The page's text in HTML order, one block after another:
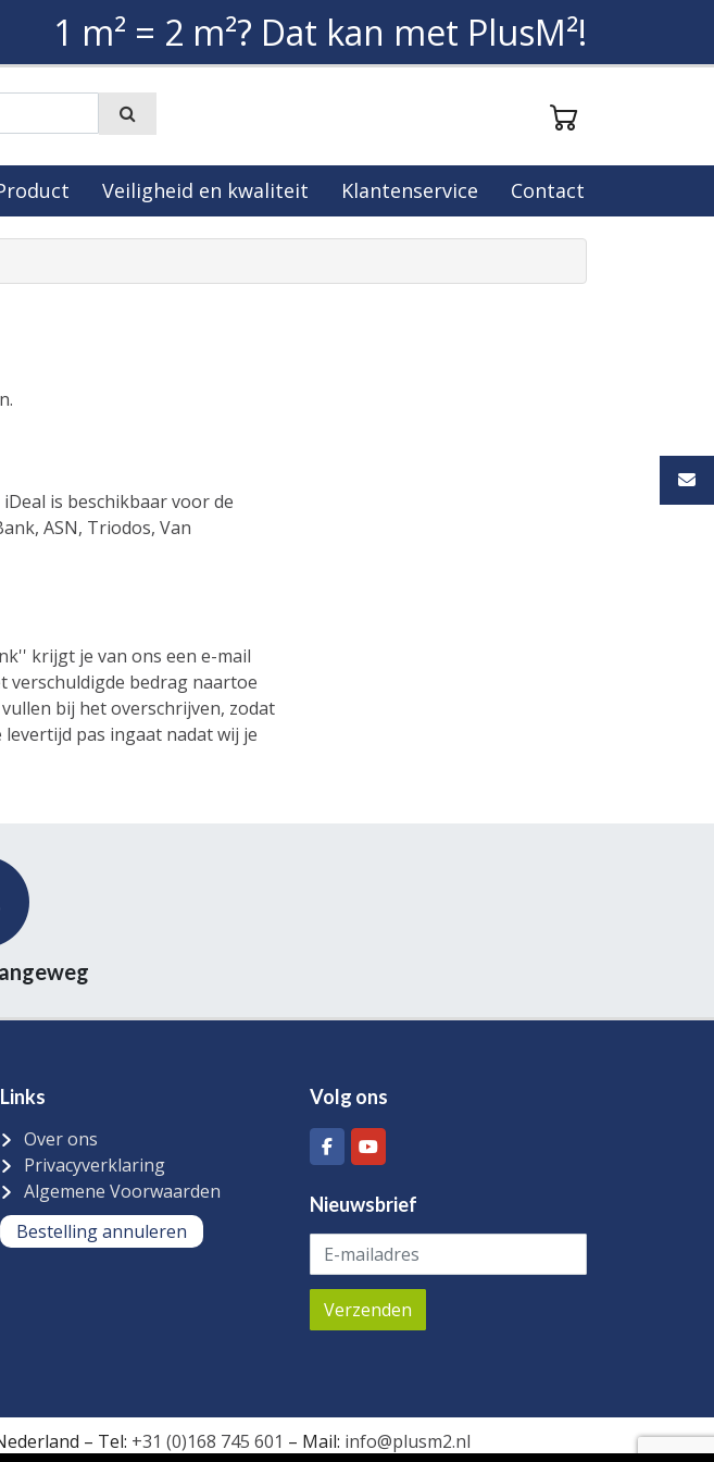
1 m² = 2 m²? Dat kan met PlusM²!
Veiligheid en kwaliteit Klantenservice Contact
is beschikbaar voor de
ASN, Triodos, Van
krijgt je van ons een e-mail
verschuldigde bedrag naartoe
bij het overschrijven, zodat
pas ingaat nadat wij je
Links
Over ons
Privacyverklaring
Algemene Voorwaarden
Bestelling annuleren
Volg ons
Nieuwsbrief
– Tel: +31 (0)168 745 601 – Mail: info@plusm2.nl